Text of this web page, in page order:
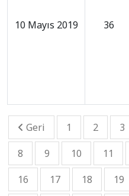
10 Mayıs 2019 36
Geri 1 2 3
8
9 10 11
16
17 18 19